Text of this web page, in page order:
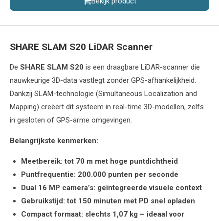
SHARE SLAM S20 LiDAR Scanner
De SHARE SLAM S20 is een draagbare LiDAR-scanner die
nauwkeurige 3D-data vastlegt zonder GPS-afhankelijkheid.
Dankzij SLAM-technologie (Simultaneous Localization and
Mapping) creëert dit systeem in real-time 3D-modellen, zelfs
in gesloten of GPS-arme omgevingen.
Belangrijkste kenmerken:
Meetbereik: tot 70 m met hoge puntdichtheid
Puntfrequentie: 200.000 punten per seconde
Dual 16 MP camera’s: geïntegreerde visuele context
Gebruikstijd: tot 150 minuten met PD snel opladen
Compact formaat: slechts 1,07 kg – ideaal voor